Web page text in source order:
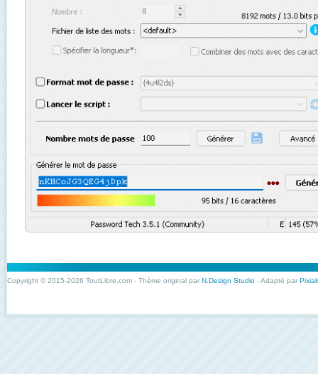
Copyright © 2015-2026 ToutLibre.com - Thème original par N.Design Studio - Adapté par